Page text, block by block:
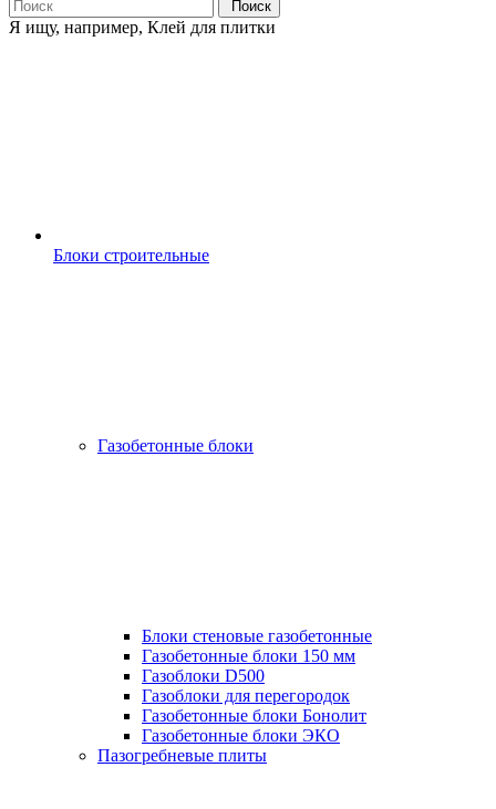
Поиск
Я ищу, например, Клей для плитки
Блоки строительные
Газобетонные блоки
Блоки стеновые газобетонные
Газобетонные блоки 150 мм
Газоблоки D500
Газоблоки для перегородок
Газобетонные блоки Бонолит
Газобетонные блоки ЭКО
Пазогребневые плиты